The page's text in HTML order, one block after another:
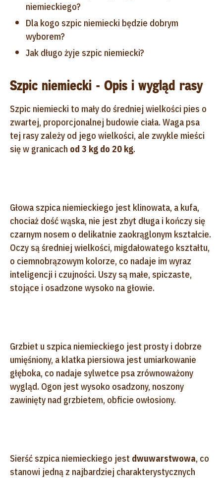
niemieckiego?
Dla kogo szpic niemiecki będzie dobrym
wyborem?
Jak długo żyje szpic niemiecki?
Szpic niemiecki - Opis i wygląd rasy
Szpic niemiecki to mały do średniej wielkości pies o
zwartej, proporcjonalnej budowie ciała. Waga psa
tej rasy zależy od jego wielkości, ale zwykle mieści
się w granicach od 3 kg do 20 kg.
Głowa szpica niemieckiego jest klinowata, a kufa,
chociaż dość wąska, nie jest zbyt długa i kończy się
czarnym nosem o delikatnie zaokrąglonym kształcie.
Oczy są średniej wielkości, migdałowatego kształtu,
o ciemnobrązowym kolorze, co nadaje im wyraz
inteligencji i czujności. Uszy są małe, spiczaste,
stojące i osadzone wysoko na głowie.
Grzbiet u szpica niemieckiego jest prosty i dobrze
umięśniony, a klatka piersiowa jest umiarkowanie
głęboka, co nadaje sylwetce psa zrównoważony
wygląd. Ogon jest wysoko osadzony, noszony
zawinięty nad grzbietem, obficie owłosiony.
Sierść szpica niemieckiego jest dwuwarstwowa, co
stanowi jedną z najbardziej charakterystycznych